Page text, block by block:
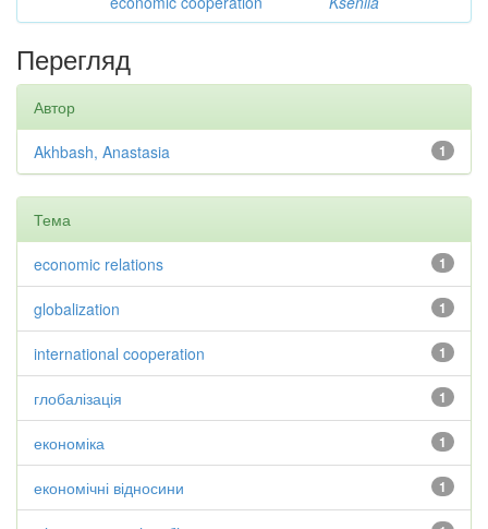
Перегляд
Автор
1
Akhbash, Anastasia
Тема
1
economic relations
1
globalization
1
international cooperation
1
глобалізація
1
економіка
1
економічні відносини